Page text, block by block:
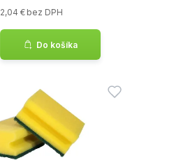
2,04 € bez DPH
Do košíka